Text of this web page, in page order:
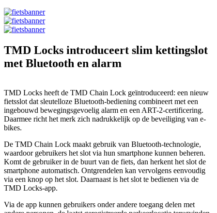
TMD Locks introduceert slim kettingslot
met Bluetooth en alarm
TMD Locks heeft de TMD Chain Lock geïntroduceerd: een nieuw
fietsslot dat sleutelloze Bluetooth-bediening combineert met een
ingebouwd bewegingsgevoelig alarm en een ART-2-certificering.
Daarmee richt het merk zich nadrukkelijk op de beveiliging van e-
bikes.
De TMD Chain Lock maakt gebruik van Bluetooth-technologie,
waardoor gebruikers het slot via hun smartphone kunnen beheren.
Komt de gebruiker in de buurt van de fiets, dan herkent het slot de
smartphone automatisch. Ontgrendelen kan vervolgens eenvoudig
via een knop op het slot. Daarnaast is het slot te bedienen via de
TMD Locks-app.
Via de app kunnen gebruikers onder andere toegang delen met